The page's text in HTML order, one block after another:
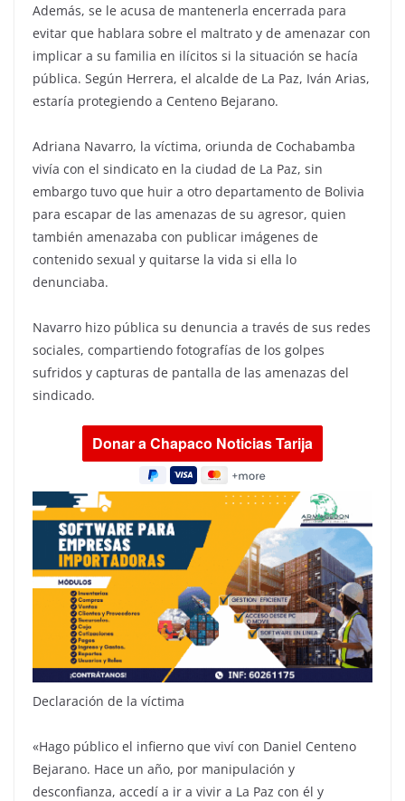
Además, se le acusa de mantenerla encerrada para
evitar que hablara sobre el maltrato y de amenazar con
implicar a su familia en ilícitos si la situación se hacía
pública. Según Herrera, el alcalde de La Paz, Iván Arias,
estaría protegiendo a Centeno Bejarano.
Adriana Navarro, la víctima, oriunda de Cochabamba
vivía con el sindicato en la ciudad de La Paz, sin
embargo tuvo que huir a otro departamento de Bolivia
para escapar de las amenazas de su agresor, quien
también amenazaba con publicar imágenes de
contenido sexual y quitarse la vida si ella lo
denunciaba.
Navarro hizo pública su denuncia a través de sus redes
sociales, compartiendo fotografías de los golpes
sufridos y capturas de pantalla de las amenazas del
sindicado.
Declaración de la víctima
«Hago público el infierno que viví con Daniel Centeno
Bejarano. Hace un año, por manipulación y
desconfianza, accedí a ir a vivir a La Paz con él y